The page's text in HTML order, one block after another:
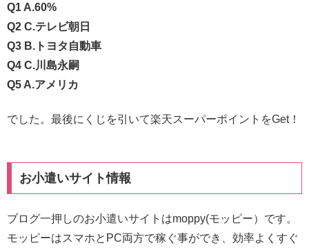
Q1 A.60%
Q2 C.テレビ朝日
Q3 B.トヨタ自動車
Q4 C.川島永嗣
Q5 A.アメリカ
でした。最後にくじを引いて楽天スーパーポイントをGet！
お小遣いサイト情報
ブログ一押しのお小遣いサイトはmoppy(モッピー）です。
モッピーはスマホとPC両方で稼ぐ事ができ、効率よくすぐ